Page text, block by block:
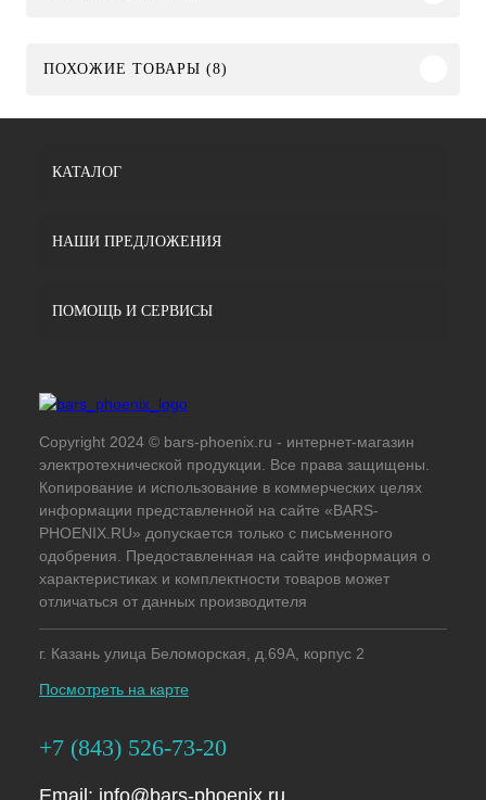
ПОХОЖИЕ ТОВАРЫ (8)
КАТАЛОГ
НАШИ ПРЕДЛОЖЕНИЯ
ПОМОЩЬ И СЕРВИСЫ
Copyright 2024 © bars-phoenix.ru - интернет-магазин
электротехнической продукции. Все права защищены.
Копирование и использование в коммерческих целях
информации представленной на сайте «BARS-
PHOENIX.RU» допускается только с письменного
одобрения. Предоставленная на сайте информация о
характеристиках и комплектности товаров может
отличаться от данных производителя
г. Казань улица Беломорская, д.69А, корпус 2
Посмотреть на карте
+7 (843) 526-73-20
Email: info@bars-phoenix.ru